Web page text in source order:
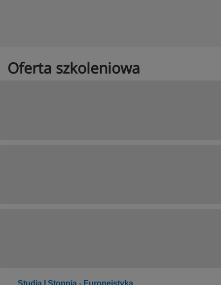
Oferta szkoleniowa
Studia I Stopnia - Europeistyka